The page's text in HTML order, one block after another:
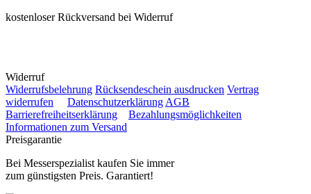
kostenloser Rückversand bei Widerruf
Widerruf
Widerrufsbelehrung Rücksendeschein ausdrucken Vertrag
widerrufen
Datenschutzerklärung AGB
Barrierefreiheitserklärung
Bezahlungsmöglichkeiten
Informationen zum Versand
Preisgarantie
Bei Messerspezialist kaufen Sie immer
zum günstigsten Preis. Garantiert!